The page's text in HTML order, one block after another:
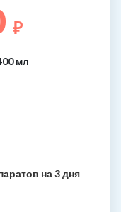
₽
мл
на 3 дня